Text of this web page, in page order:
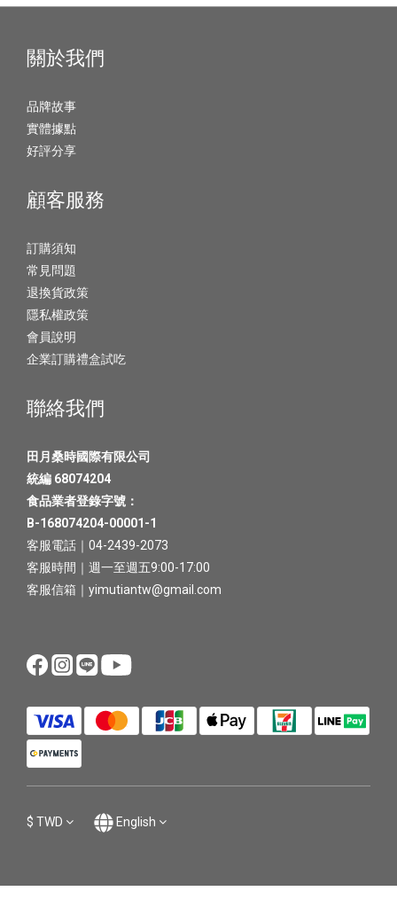
關於我們
品牌故事
實體據點
好評分享
顧客服務
訂購須知
常見問題
退換貨政策
隱私權政策
會員說明
企業訂購禮盒試吃
聯絡我們
田月桑時國際有限公司
統編 68074204
食品業者登錄字號：
B-168074204-00001-1
客服電話｜04-2439-2073
客服時間｜週一至週五9:00-17:00
客服信箱｜yimutiantw@gmail.com
$ TWD English